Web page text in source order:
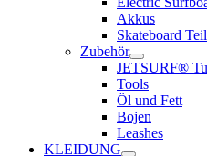
Akkus
Skateboard
Zubehör
JETSURF®
Tools
Öl und Fett
Bojen
Leashes
KLEIDUNG